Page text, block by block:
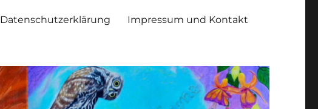
Datenschutzerklärung Impressum und Kontakt